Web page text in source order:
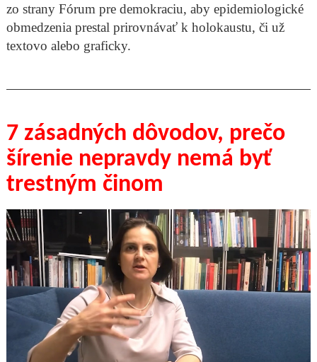
zo strany Fórum pre demokraciu, aby epidemiologické
obmedzenia prestal prirovnávať k holokaustu, či už
textovo alebo graficky.
7 zásadných dôvodov, prečo
šírenie nepravdy nemá byť
trestným činom